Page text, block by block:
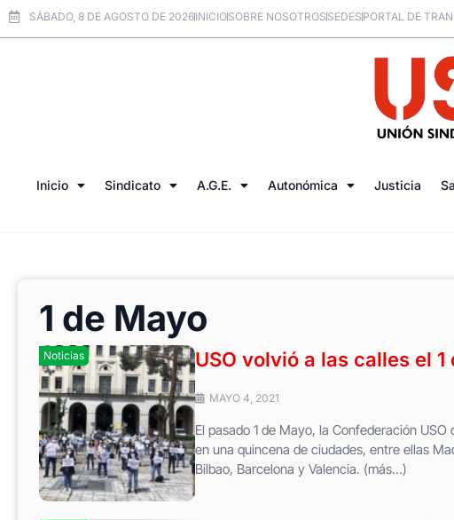
SÁBADO, 8 DE AGOSTO DE 2026INICIOSOBRE NOSOTROSSEDESPORTAL DE
Inicio Sindicato A.G.E. Autonómica Justicia
1 de Mayo
Noticias USO volvió a las calles el
MAYO 4, 2021
El pasado 1 de Mayo, la Confederación
en una quincena de ciudades, entre ellas
Bilbao, Barcelona y Valencia. (más…)